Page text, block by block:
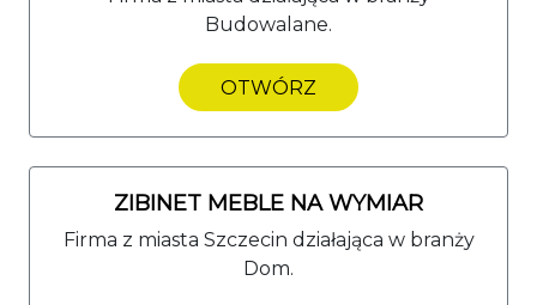
Budowalane.
OTWÓRZ
ZIBINET MEBLE NA WYMIAR
Firma z miasta Szczecin działająca w branży
Dom.